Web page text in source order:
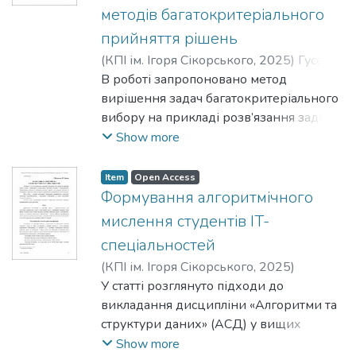
ковзним горизонтом оптимізації.
методів багатокритеріального
прийняття рішень
(КПІ ім. Ігоря Сікорського, 2025) Гусєва,
Т. В.;Жураковська, О. С.; Богданова, Н. В.
В роботі запропоновано метод
вирішення задач багатокритеріального
вибору на прикладі розв’язання задачі
формування персоналізованого плану
застосуванні методів
багатокритеріального прийняття
рішень. Запропонований метод
дозволяє сформувати
персоналізований план тренувань, який
найкращим чином враховує особисту
систему переваг користувача на усіх
етапах процесу прийняття рішень – при
виборі множини альтернатив, виборі
критеріїв оцінювання, на етапі
Show more
Item Open Access
Формування алгоритмічного
мислення студентів IT-
спеціальностей
(КПІ ім. Ігоря Сікорського, 2025)
Вітковська, І.;Крамар, Ю.
У статті розглянуто підходи до
викладання дисципліни «Алгоритми та
структури даних» (АСД) у вищих
навчальних закладах. Автори
Show more